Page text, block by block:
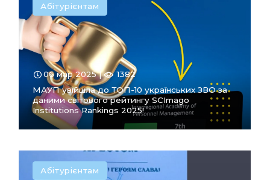
ПЕРЕЙТИВ РОЗДІЛ
Абітурієнтам
06 мар 2025 |
1382
МАУП увійшла до ТОП-10 українських ЗВО за
даними світового рейтингу SCImago
Institutions Rankings 2025!
Абітурієнтам